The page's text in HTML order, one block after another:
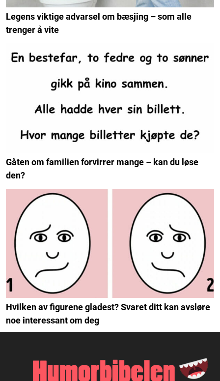
Legens viktige advarsel om bæsjing – som alle
trenger å vite
Gåten om familien forvirrer mange – kan du løse
den?
Hvilken av figurene gladest? Svaret ditt kan avsløre
noe interessant om deg